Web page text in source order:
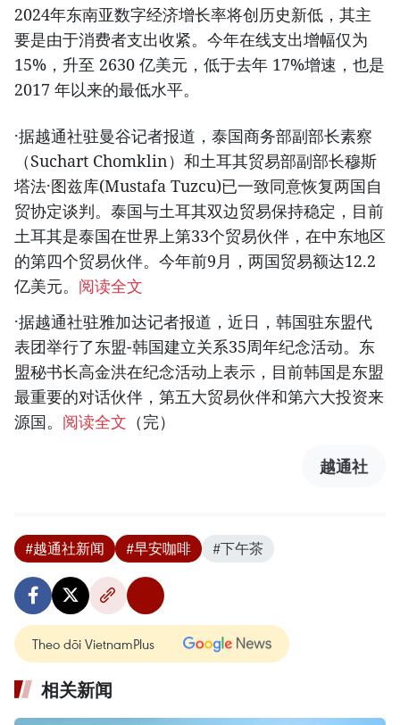
2024年东南亚数字经济增长率将创历史新低，其主
要是由于消费者支出收紧。今年在线支出增幅仅为
15%，升至 2630 亿美元，低于去年 17%增速，也是
2017 年以来的最低水平。
·据越通社驻曼谷记者报道，泰国商务部副部长素察
（Suchart Chomklin）和土耳其贸易部副部长穆斯
塔法·图兹库(Mustafa Tuzcu)已一致同意恢复两国自
贸协定谈判。泰国与土耳其双边贸易保持稳定，目前
土耳其是泰国在世界上第33个贸易伙伴，在中东地区
的第四个贸易伙伴。今年前9月，两国贸易额达12.2
亿美元。 阅读全文
·据越通社驻雅加达记者报道，近日，韩国驻东盟代
表团举行了东盟-韩国建立关系35周年纪念活动。东
盟秘书长高金洪在纪念活动上表示，目前韩国是东盟
最重要的对话伙伴，第五大贸易伙伴和第六大投资来
源国。 阅读全文 （完）
越通社
#越通社新闻 #早安咖啡 #下午茶
Theo dõi VietnamPlus
相关新闻